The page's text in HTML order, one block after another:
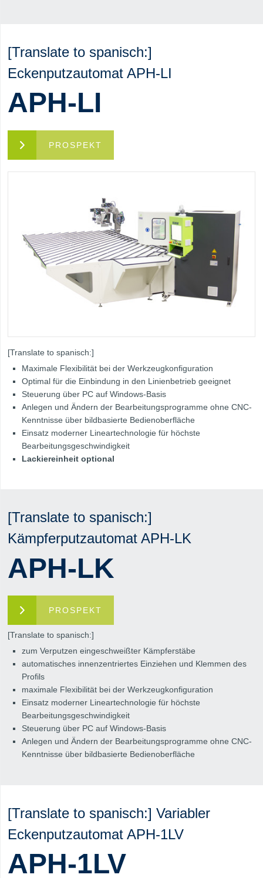
[Translate to spanisch:]
Eckenputzautomat APH-LI
APH-LI
PROSPEKT
[Translate to spanisch:]
Maximale Flexibilität bei der Werkzeugkonfiguration
Optimal für die Einbindung in den Linienbetrieb geeignet
Steuerung über PC auf Windows-Basis
Anlegen und Ändern der Bearbeitungsprogramme ohne CNC-
Kenntnisse über bildbasierte Bedienoberfläche
Einsatz moderner Lineartechnologie für höchste
Bearbeitungsgeschwindigkeit
Lackiereinheit optional
[Translate to spanisch:]
Kämpferputzautomat APH-LK
APH-LK
PROSPEKT
[Translate to spanisch:]
zum Verputzen eingeschweißter Kämpferstäbe
automatisches innenzentriertes Einziehen und Klemmen des
Profils
maximale Flexibilität bei der Werkzeugkonfiguration
Einsatz moderner Lineartechnologie für höchste
Bearbeitungsgeschwindigkeit
Steuerung über PC auf Windows-Basis
Anlegen und Ändern der Bearbeitungsprogramme ohne CNC-
Kenntnisse über bildbasierte Bedienoberfläche
[Translate to spanisch:] Variabler
Eckenputzautomat APH-1LV
APH-1LV